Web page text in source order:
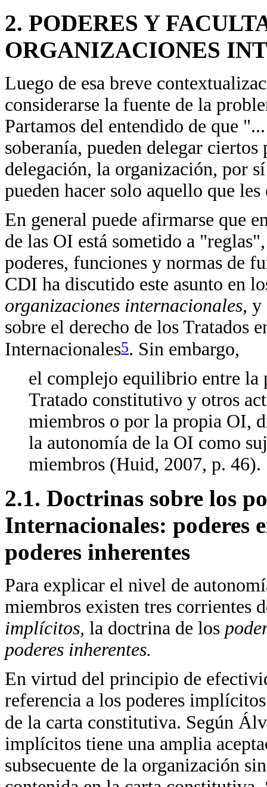
2. PODERES Y
ORGANIZACIONES
Luego de esa breve
considerarse la fuente de la
Partamos del entendido de que
soberanía, pueden delegar
delegación, la organización, por
pueden hacer solo aquello que
En general puede afirmarse que
de las OI está sometido a
poderes, funciones y normas de
CDI ha discutido este asunto en
organizaciones internacionales, y
sobre el derecho de los Tratados
Internacionales5. Sin embargo,
el complejo equilibrio entre la
Tratado constitutivo y otros
miembros o por la propia OI,
la autonomía de la OI como
miembros (Huid, 2007, p. 46).
2.1. Doctrinas sobre los
Internacionales: poderes
poderes inherentes
Para explicar el nivel de
miembros existen tres corrientes
implícitos, la doctrina de los
poderes inherentes.
En virtud del principio de
referencia a los poderes
de la carta constitutiva. Según
implícitos tiene una amplia
subsecuente de la organización